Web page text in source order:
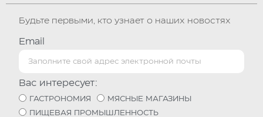
Будьте первыми, кто узнает о наших новостях
Email
Вас интересует:
ГАСТРОНОМИЯ
МЯСНЫЕ МАГАЗИНЫ
ПИЩЕВАЯ ПРОМЫШЛЕННОСТЬ